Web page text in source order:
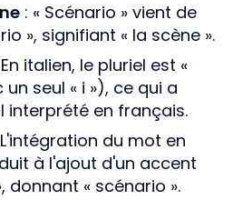
: « Scénario » vient de
», signifiant « la scène ».
italien, le pluriel est «
seul « i »), ce qui a
interprété en français.
du mot en
à l'ajout d'un accent
donnant « scénario ».